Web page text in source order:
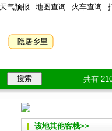
天气预报 地图查询 火车查询
隐居乡里
共有
该地其他客栈>>